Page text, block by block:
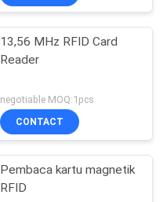
13,56 MHz RFID Card
Reader
negotiable MOQ:1pcs
CONTACT
Pembaca kartu magnetik
RFID